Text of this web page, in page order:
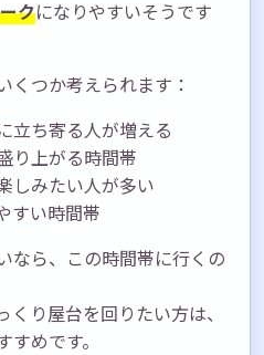
クになりやすいそうです
くつか考えられます：
立ち寄る人が増える
り上がる時間帯
しみたい人が多い
すい時間帯
なら、この時間帯に行くの
り屋台を回りたい方は、
めです。